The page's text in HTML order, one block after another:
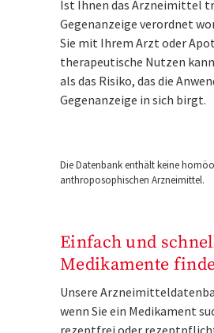
Ist Ihnen das Arzneimittel
Gegenanzeige verordnet
Sie mit Ihrem Arzt oder
therapeutische Nutzen
als das Risiko, das die
Gegenanzeige in sich birgt.
Die Datenbank enthält keine
anthroposophischen Arzneimittel.
Einfach und
Medikamente
Unsere
wenn Sie ein Medikament
rezeptfrei oder